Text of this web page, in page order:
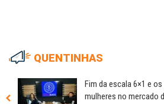
QUENTINHAS
Fim da escala 6×1 e
mulheres no mercado